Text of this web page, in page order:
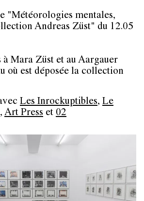
"Météorologies mentales,
Andreas Züst" du 12.05
Mara Züst et au Aargauer
où est déposée la collection
Les Inrockuptibles, Le
, Art Press et 02